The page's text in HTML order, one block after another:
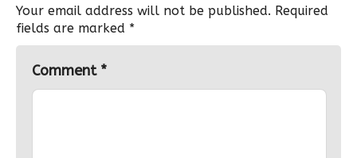
Your email address will not be published. Required
fields are marked *
Comment *